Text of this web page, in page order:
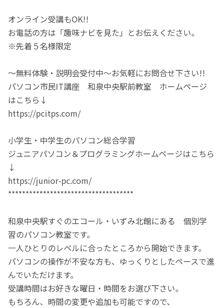
オンライン受講もOK!!
お電話の方は「趣味ナビを見た」とお伝えください。
※先着５名様限定
～無料体験・説明会受付中～お気軽にお問合せ下さい!!
パソコン市民IT講座 和泉中央駅前教室 ホームページ
はこちら↓
https://pcitps.com/
小学生・中学生のパソコン総合学習
ジュニアパソコン＆プログラミングホームページはこちら
↓
https://junior-pc.com/
************************************
和泉中央駅すぐのエコール・いずみ北館にある 個別学
習のパソコン教室です。
一人ひとりのレベルに合ったところから開始できます。
パソコンの操作が不安な方も、ゆっくりとしたペースで進
んでいただけます。
受講時間はお好きな曜日・時間をお選び下さい。
もちろん、時間の変更や追加も可能ですので、